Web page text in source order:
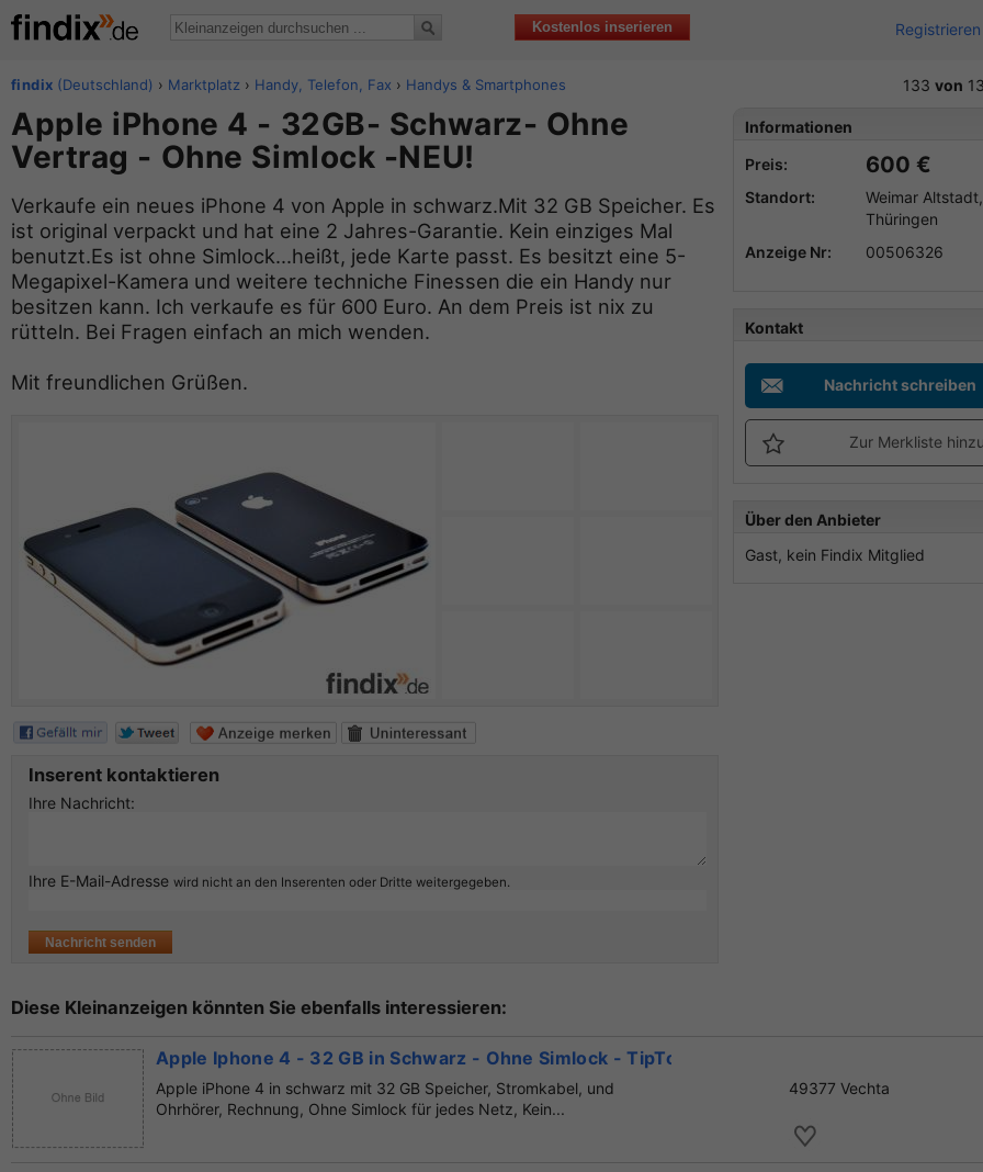
Kostenlos inserieren Registrieren
findix (Deutschland) › Marktplatz › Handy, Telefon, Fax › Handys & Smartphones 133 von
Apple iPhone 4 - 32GB- Schwarz- Ohne
Vertrag - Ohne Simlock -NEU!
Verkaufe ein neues iPhone 4 von Apple in schwarz.Mit 32 GB Speicher. Es
ist original verpackt und hat eine 2 Jahres-Garantie. Kein einziges Mal
benutzt.Es ist ohne Simlock...heißt, jede Karte passt. Es besitzt eine 5-
Megapixel-Kamera und weitere techniche Finessen die ein Handy nur
besitzen kann. Ich verkaufe es für 600 Euro. An dem Preis ist nix zu
rütteln. Bei Fragen einfach an mich wenden.
Mit freundlichen Grüßen.
Inserent kontaktieren
Ihre Nachricht:
Ihre E-Mail-Adresse wird nicht an den Inserenten oder Dritte weitergegeben.
Informationen
Preis:
600 €
Standort:
Weimar Altstadt,
Thüringen
Anzeige Nr:
00506326
Kontakt
Nachricht schreiben
Zur Merkliste
Über den Anbieter
Gast, kein Findix Mitglied
Diese Kleinanzeigen könnten Sie ebenfalls interessieren:
Apple Iphone 4 - 32 GB in Schwarz - Ohne Simlock - TipTop
Apple iPhone 4 in schwarz mit 32 GB Speicher, Stromkabel, und
Ohrhörer, Rechnung, Ohne Simlock für jedes Netz, Kein...
49377 Vechta